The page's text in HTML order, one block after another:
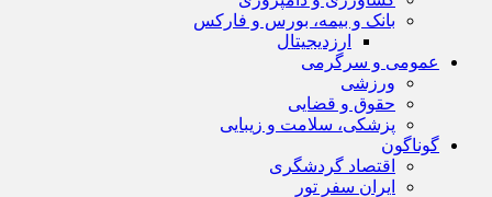
بانک و بیمه، بورس و فارکس
ارزدیجیتال
عمومی و سرگرمی
ورزشی
حقوق و قضایی
پزشکی، سلامت و زیبایی
گوناگون
اقتصاد گردشگری
ایران سفر تور